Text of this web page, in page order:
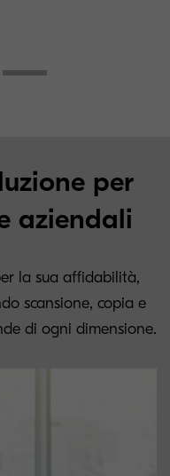
per
aziendali
la sua affidabilità,
scansione, copia e
di ogni dimensione.